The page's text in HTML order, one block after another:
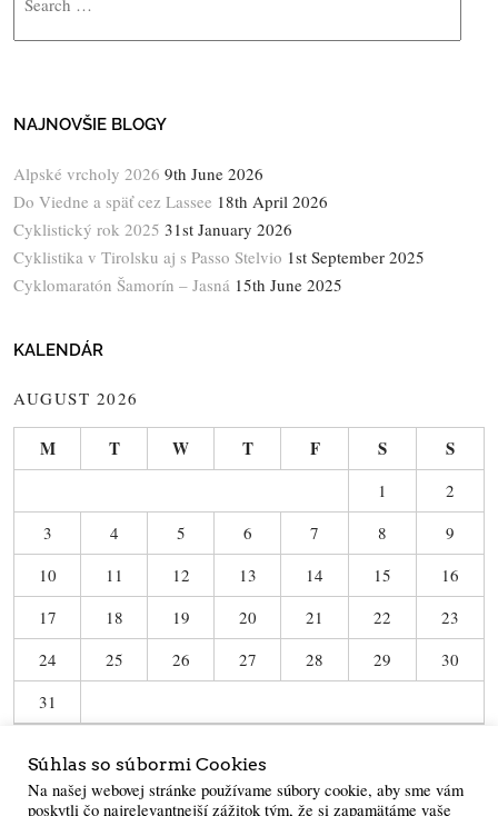
NAJNOVŠIE BLOGY
Alpské vrcholy 2026 9th June 2026
Do Viedne a späť cez Lassee 18th April 2026
Cyklistický rok 2025 31st January 2026
Cyklistika v Tirolsku aj s Passo Stelvio 1st September 2025
Cyklomaratón Šamorín – Jasná 15th June 2025
KALENDÁR
AUGUST 2026
M T W T F S S
1
2
3
4 5 6 7 8
9
10
11 12 13 14 15
16
17
18 19 20 21 22
23
24
25 26 27 28 29
30
31
Súhlas so súbormi Cookies
Na našej webovej stránke používame súbory cookie, aby sme vám
poskytli čo najrelevantnejší zážitok tým, že si zapamätáme vaše